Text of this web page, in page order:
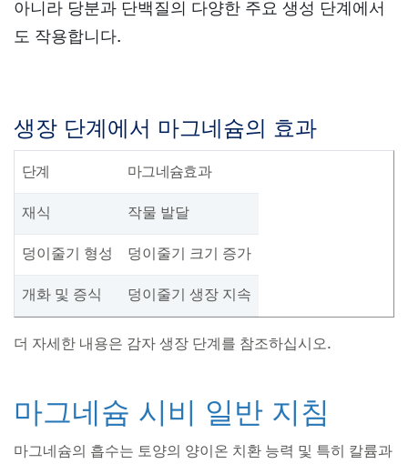
아니라 당분과 단백질의 다양한 주요 생성 단계에서
도 작용합니다.
생장 단계에서 마그네슘의 효과
단계 마그네슘효과
재식 작물 발달
덩이줄기 형성 덩이줄기 크기 증가
개화 및 증식 덩이줄기 생장 지속
더 자세한 내용은 감자 생장 단계를 참조하십시오.
마그네슘 시비 일반 지침
마그네슘의 흡수는 토양의 양이온 치환 능력 및 특히 칼륨과